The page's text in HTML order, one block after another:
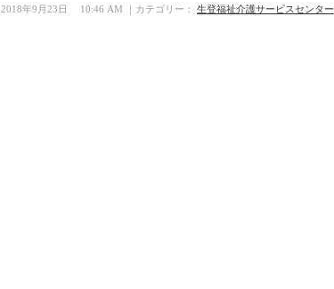
2018年9月23日 10:46 AM ｜カテゴリー： 生登福祉介護サービスセンター